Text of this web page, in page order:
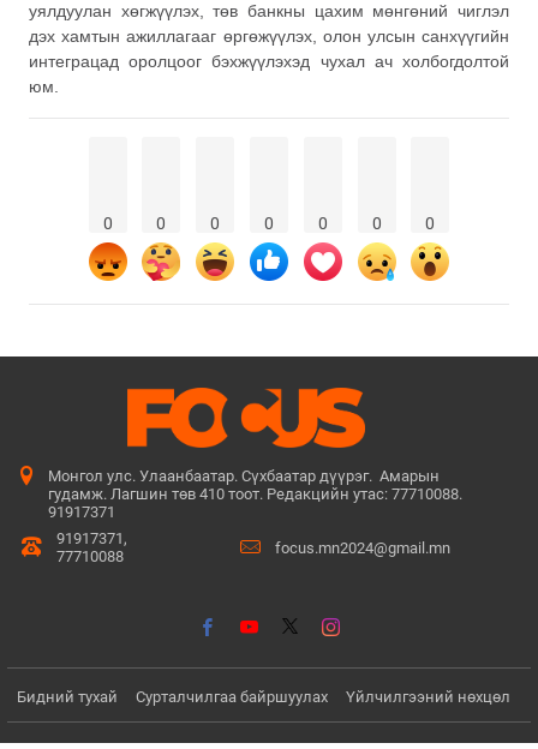
уялдуулан хөгжүүлэх, төв банкны цахим мөнгөний чиглэл
дэх хамтын ажиллагааг өргөжүүлэх, олон улсын санхүүгийн
интеграцад оролцоог бэхжүүлэхэд чухал ач холбогдолтой
юм.
0 0 0 0 0 0 0
Монгол улс. Улаанбаатар. Сүхбаатар дүүрэг. Амарын
гудамж. Лагшин төв 410 тоот. Редакцийн утас: 77710088.
91917371
91917371,
77710088
focus.mn2024@gmail.mn
Бидний тухай Сурталчилгаа байршуулах Үйлчилгээний нөхцөл